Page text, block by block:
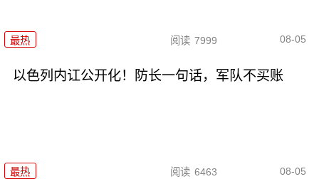
最热 阅读 7999 08-05
以色列内讧公开化！防长一句话，军队不买账
最热 阅读 6463 08-05